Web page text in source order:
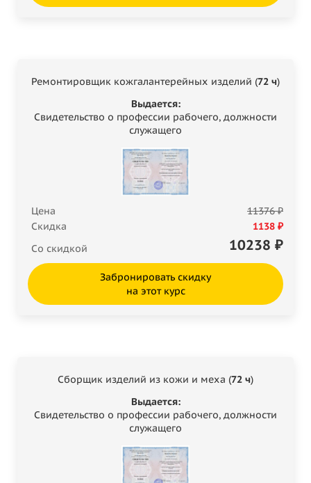
Ремонтировщик кожгалантерейных изделий (72 ч)
Выдается:
Свидетельство о профессии рабочего, должности
служащего
Цена
11376 ₽
Скидка
1138 ₽
Со скидкой
10238 ₽
Забронировать скидку
на этот курс
Сборщик изделий из кожи и меха (72 ч)
Выдается:
Свидетельство о профессии рабочего, должности
служащего